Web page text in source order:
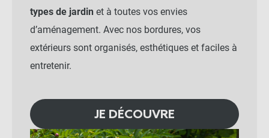
types de jardin et à toutes vos envies
d’aménagement. Avec nos bordures, vos
extérieurs sont organisés, esthétiques et faciles à
entretenir.
JE DÉCOUVRE